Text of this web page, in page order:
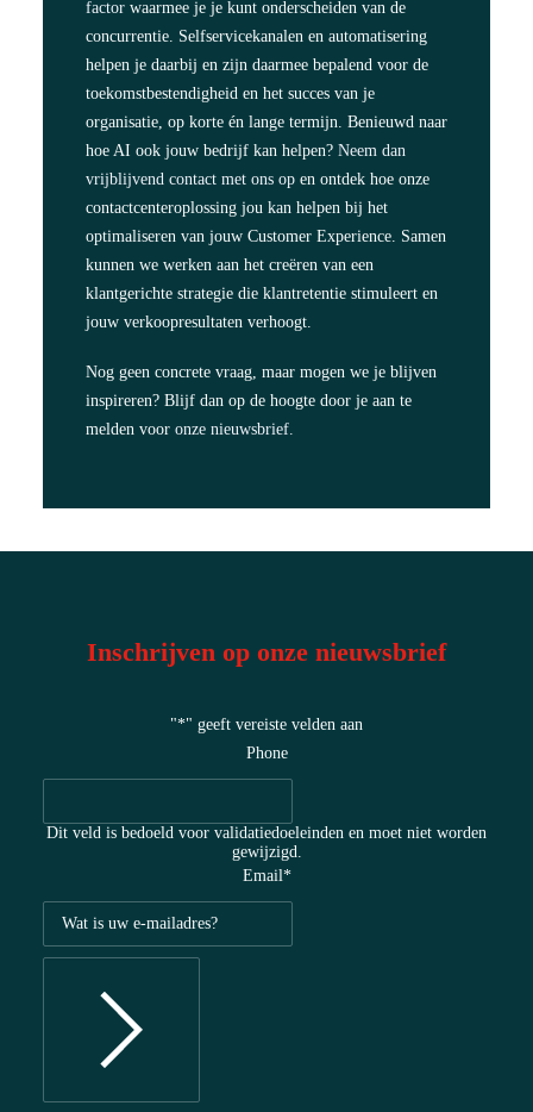
factor waarmee je je kunt onderscheiden van de
concurrentie. Selfservicekanalen en automatisering
helpen je daarbij en zijn daarmee bepalend voor de
toekomstbestendigheid en het succes van je
organisatie, op korte én lange termijn. Benieuwd naar
hoe AI ook jouw bedrijf kan helpen? Neem dan
vrijblijvend contact met ons op en ontdek hoe onze
contactcenteroplossing jou kan helpen bij het
optimaliseren van jouw Customer Experience. Samen
kunnen we werken aan het creëren van een
klantgerichte strategie die klantretentie stimuleert en
jouw verkoopresultaten verhoogt.
Nog geen concrete vraag, maar mogen we je blijven
inspireren? Blijf dan op de hoogte door je aan te
melden voor onze nieuwsbrief.
Inschrijven op onze nieuwsbrief
"*" geeft vereiste velden aan
Phone
Dit veld is bedoeld voor validatiedoeleinden en moet niet worden
gewijzigd.
Email*